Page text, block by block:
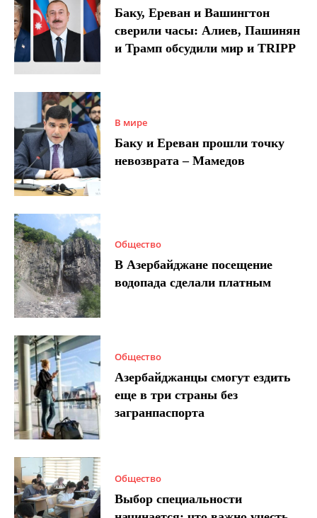
Баку, Ереван и Вашингтон
сверили часы: Алиев, Пашинян
и Трамп обсудили мир и TRIPP
В мире
Баку и Ереван прошли точку
невозврата – Мамедов
Общество
В Азербайджане посещение
водопада сделали платным
Общество
Азербайджанцы смогут ездить
еще в три страны без
загранпаспорта
Общество
Выбор специальности